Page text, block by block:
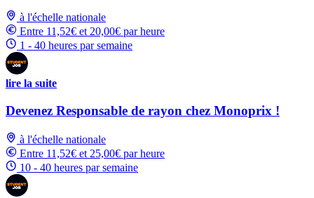
à l'échelle nationale
Entre 11,52€ et 20,00€ par heure
1 - 40 heures par semaine
lire la suite
Devenez Responsable de rayon chez Monoprix !
à l'échelle nationale
Entre 11,52€ et 25,00€ par heure
10 - 40 heures par semaine